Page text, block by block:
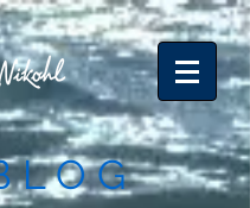
L O G